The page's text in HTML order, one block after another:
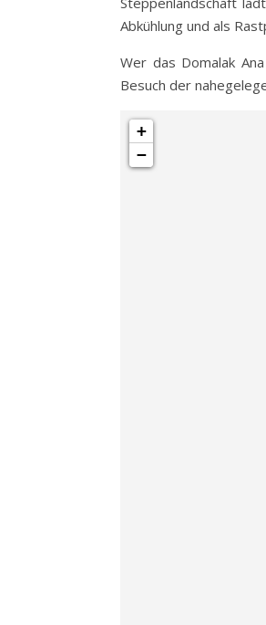
Abkühlung und als
Wer das Domalak
Besuch der
+
−